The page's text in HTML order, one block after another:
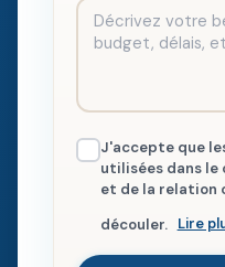
J'accepte que
utilisées dans
et de la relation
découler. Lire